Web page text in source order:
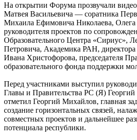
На открытии Форума прозвучали
Матвея Васильевича — соратника
Михаила Ефимовича Николаева, Олега
руководителя проектов по
Образовательного Центра «Сириус»,
Петровича, Академика РАН,
Ивана Христофорова, председателя
образовательного фонда поддержки
Перед участниками выступил
Главы и Правительства РС (Я)
отметил Георгий Михайлов, главная
создание горизонтальных связей,
совместных проектов и дальнейшее
потенциала республики.